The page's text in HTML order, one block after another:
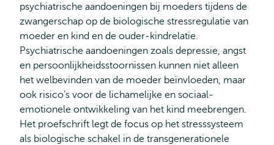
psychiatrische aandoeningen bij moeders tijdens de
zwangerschap op de biologische stressregulatie van
moeder en kind en de ouder-kindrelatie.
Psychiatrische aandoeningen zoals depressie, angst
en persoonlijkheidsstoornissen kunnen niet alleen
het welbevinden van de moeder beïnvloeden, maar
ook risico’s voor de lichamelijke en sociaal-
emotionele ontwikkeling van het kind meebrengen.
Het proefschrift legt de focus op het stresssysteem
als biologische schakel in de transgenerationele